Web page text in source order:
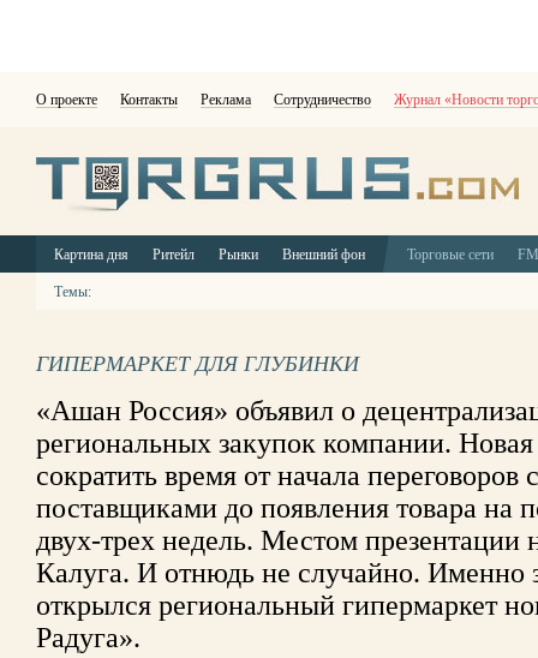
О проекте Контакты Реклама Сотрудничество Журнал «Новости
Картина дня Ритейл Рынки Внешний фон Торговые сети
Темы:
ГИПЕРМАРКЕТ ДЛЯ ГЛУБИНКИ
«Ашан Россия» объявил о
региональных закупок компании. Новая
сократить время от начала
поставщиками до появления товара на
двух-трех недель. Местом презентации
Калуга. И отнюдь не случайно. Именно
открылся региональный гипермаркет
Радуга».